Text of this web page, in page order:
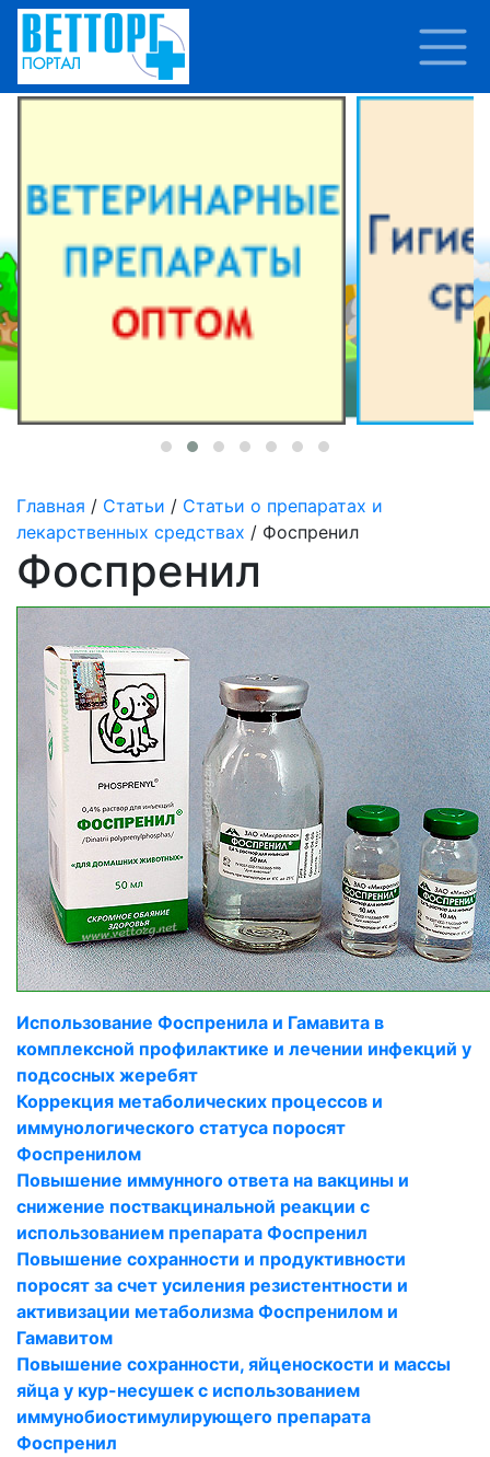
Главная / Статьи / Статьи о препаратах и
лекарственных средствах / Фоспренил
Фоспренил
Использование Фоспренила и Гамавита в
комплексной профилактике и лечении инфекций у
подсосных жеребят
Коррекция метаболических процессов и
иммунологического статуса поросят
Фоспренилом
Повышение иммунного ответа на вакцины и
снижение поствакцинальной реакции с
использованием препарата Фоспренил
Повышение сохранности и продуктивности
поросят за счет усиления резистентности и
активизации метаболизма Фоспренилом и
Гамавитом
Повышение сохранности, яйценоскости и массы
яйца у кур-несушек с использованием
иммунобиостимулирующего препарата
Фоспренил